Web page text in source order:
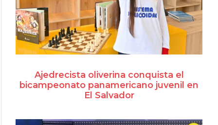
Ajedrecista oliverina conquista el
bicampeonato panamericano juvenil en
El Salvador